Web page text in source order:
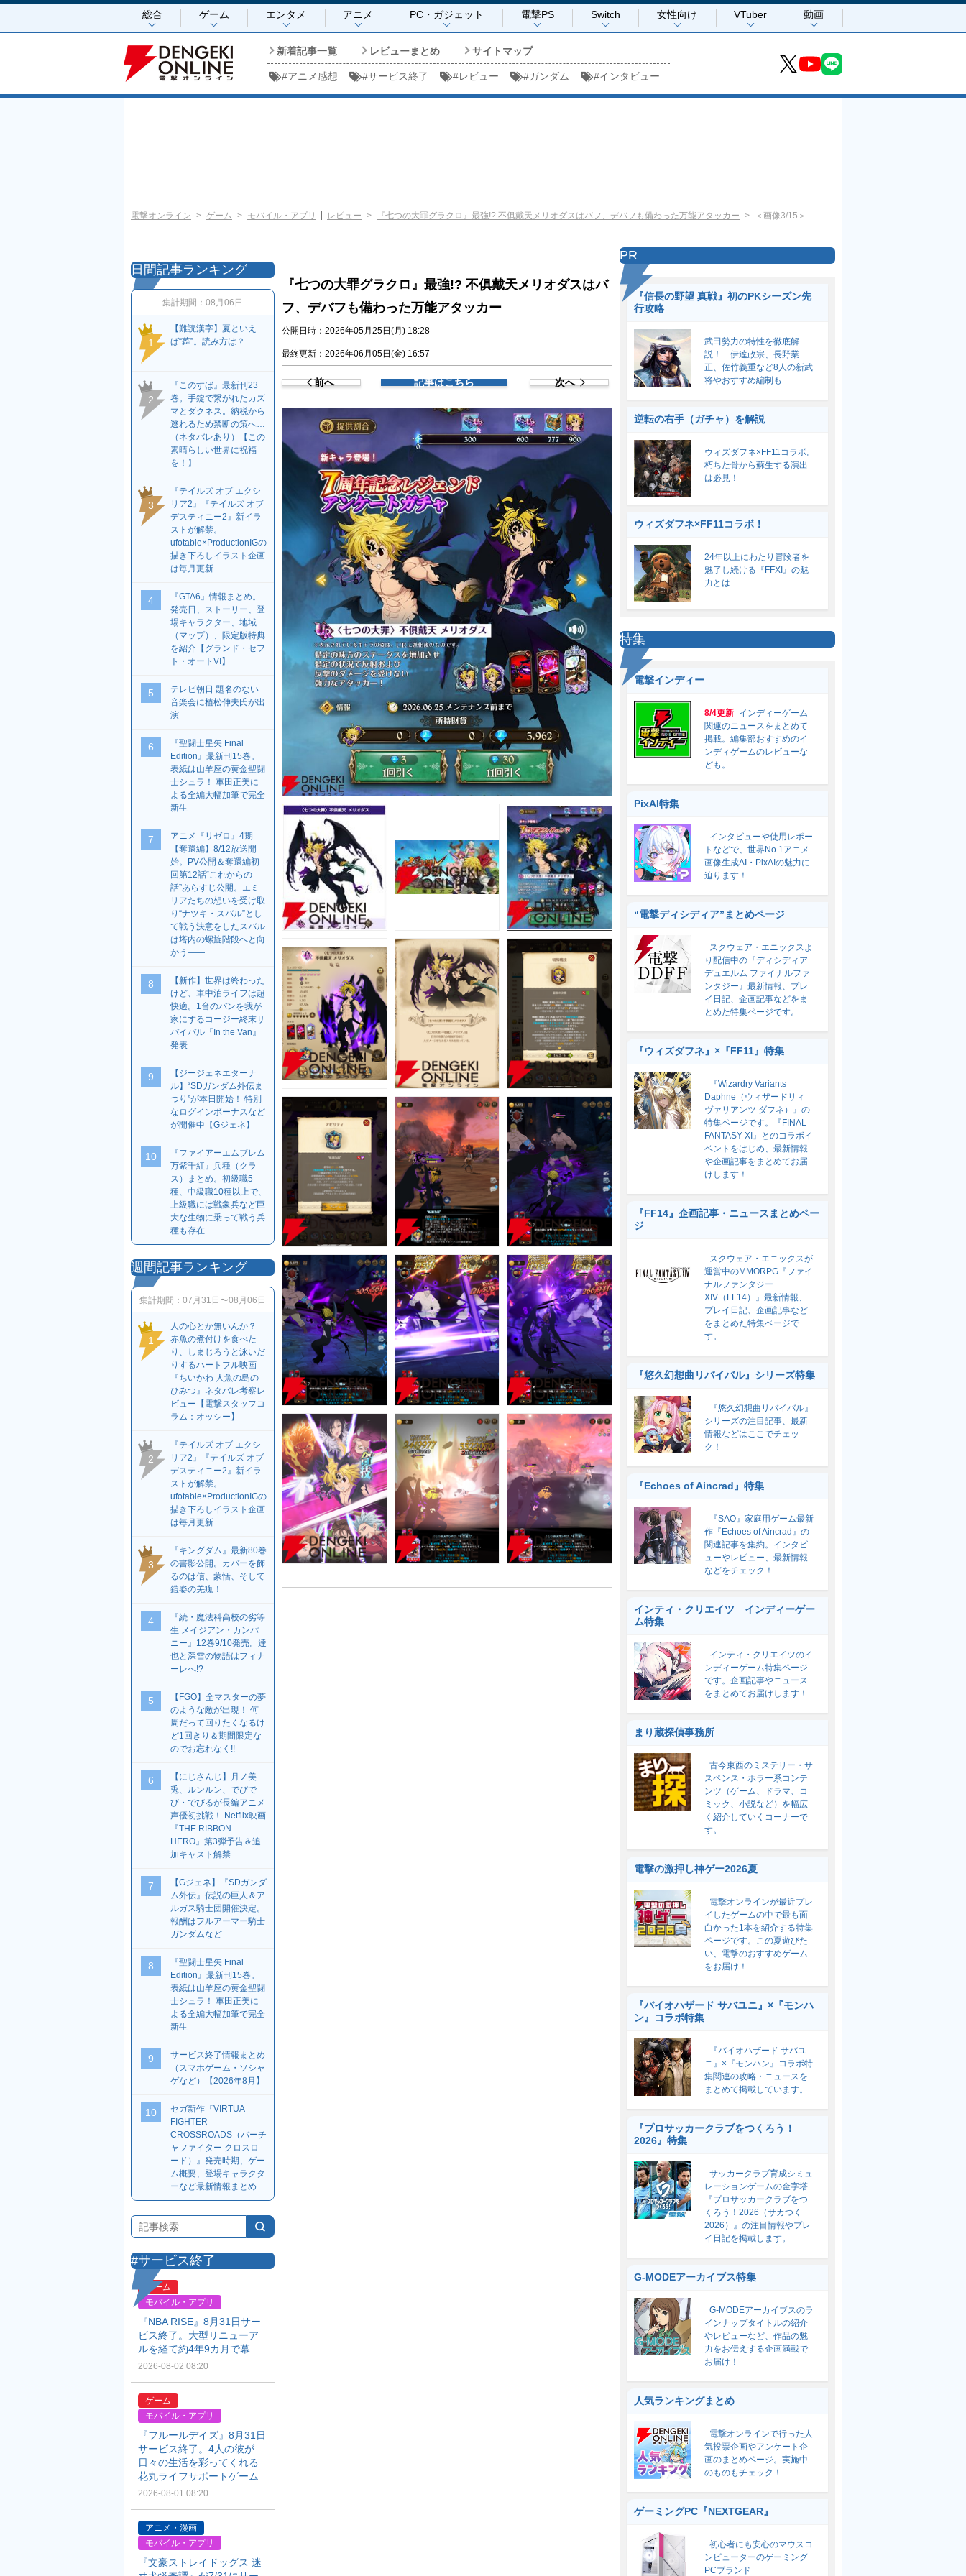
総合 ゲーム エンタメ アニメ PC・ガジェット 電撃PS Switch 女性向け VTuber 動画
新着記事一覧 レビューまとめ サイトマップ
#アニメ感想 #サービス終了 #レビュー #ガンダム #インタビュー
電撃オンライン ゲーム モバイル・アプリ レビュー 『七つの大罪グラクロ』最強!? 不俱戴天メリオダスはバフ、デバフも備わった万能アタッカー ＜画像3/15＞
『七つの大罪グラクロ』最強!? 不俱戴天メリオダスはバ
フ、デバフも備わった万能アタッカー
公開日時：2026年05月25日(月) 18:28
最終更新：2026年06月05日(金) 16:57
前へ 記事はこちら 次へ
日間記事ランキング
集計期間： 08月06日
1
【難読漢字】夏といえ
ば“蕣”。読み方は？
2
『このすば』最新刊23
巻。手錠で繋がれたカズ
マとダクネス。納税から
逃れるため禁断の策へ…
（ネタバレあり）【この
素晴らしい世界に祝福
を！】
3
『テイルズ オブ エクシ
リア2』『テイルズ オブ
デスティニー2』新イラ
ストが解禁。
ufotable×ProductionIGの
描き下ろしイラスト企画
は毎月更新
4
『GTA6』情報まとめ。
発売日、ストーリー、登
場キャラクター、地域
（マップ）、限定版特典
を紹介【グランド・セフ
ト・オートVI】
5
テレビ朝日 題名のない
音楽会に植松伸夫氏が出
演
6
『聖闘士星矢 Final
Edition』最新刊15巻。
表紙は山羊座の黄金聖闘
士シュラ！ 車田正美に
よる全編大幅加筆で完全
新生
7
アニメ『リゼロ』4期
【奪還編】8/12放送開
始。PV公開＆奪還編初
回第12話“これからの
話”あらすじ公開。エミ
リアたちの想いを受け取
り“ナツキ・スバル”とし
て戦う決意をしたスバル
は塔内の螺旋階段へと向
かう――
8
【新作】世界は終わった
けど、車中泊ライフは超
快適。1台のバンを我が
家にするコージー終末サ
バイバル『In the Van』
発表
9
【ジージェネエターナ
ル】“SDガンダム外伝ま
つり”が本日開始！ 特別
なログインボーナスなど
が開催中【Gジェネ】
10
『ファイアーエムブレム
万紫千紅』兵種（クラ
ス）まとめ。初級職5
種、中級職10種以上で、
上級職には戦象兵など巨
大な生物に乗って戦う兵
種も存在
週間記事ランキング
集計期間： 07月31日〜08月06日
1
人の心とか無いんか？
赤魚の煮付けを食べた
り、しまじろうと泳いだ
りするハートフル映画
『ちいかわ 人魚の島の
ひみつ』ネタバレ考察レ
ビュー【電撃スタッフコ
ラム：オッシー】
2
『テイルズ オブ エクシ
リア2』『テイルズ オブ
デスティニー2』新イラ
ストが解禁。
ufotable×ProductionIGの
描き下ろしイラスト企画
は毎月更新
3
『キングダム』最新80巻
の書影公開。カバーを飾
るのは信、蒙恬、そして
鎧姿の羌瘣！
4
『続・魔法科高校の劣等
生 メイジアン・カンパ
ニー』12巻9/10発売。達
也と深雪の物語はフィナ
ーレへ!?
5
【FGO】全マスターの夢
のような敵が出現！ 何
周だって回りたくなるけ
ど1回きり＆期間限定な
のでお忘れなく!!
6
【にじさんじ】月ノ美
兎、ルンルン、でびで
び・でびるが長編アニメ
声優初挑戦！ Netflix映画
『THE RIBBON
HERO』第3弾予告＆追
加キャスト解禁
7
【Gジェネ】『SDガンダ
ム外伝』伝説の巨人＆ア
ルガス騎士団開催決定。
報酬はフルアーマー騎士
ガンダムなど
8
『聖闘士星矢 Final
Edition』最新刊15巻。
表紙は山羊座の黄金聖闘
士シュラ！ 車田正美に
よる全編大幅加筆で完全
新生
9
サービス終了情報まとめ
（スマホゲーム・ソシャ
ゲなど）【2026年8月】
10
セガ新作『VIRTUA
FIGHTER
CROSSROADS（バーチ
ャファイター クロスロ
ード）』発売時期、ゲー
ム概要、登場キャラクタ
ーなど最新情報まとめ
#サービス終了
ゲーム
モバイル・アプリ
『NBA RISE』8月31日サー
ビス終了。大型リニューア
ルを経て約4年9カ月で幕
2026-08-02 08:20
ゲーム
モバイル・アプリ
『フルールデイズ』8月31日
サービス終了。4人の彼が
日々の生活を彩ってくれる
花丸ライフサポートゲーム
2026-08-01 08:20
アニメ・漫画
モバイル・アプリ
『文豪ストレイドッグス 迷
PR
『信長の野望 真戦』初のPKシーズン先
行攻略
武田勢力の特性を徹底解
説！ 伊達政宗、長野業
正、佐竹義重など8人の新武
将やおすすめ編制も
逆転の右手（ガチャ）を解説
ウィズダフネ×FF11コラボ。
朽ちた骨から蘇生する演出
は必見！
ウィズダフネ×FF11コラボ！
24年以上にわたり冒険者を
魅了し続ける『FFXI』の魅
力とは
特集
電撃インディー
8/4更新 インディーゲーム
関連のニュースをまとめて
掲載。編集部おすすめのイ
ンディゲームのレビューな
ども。
PixAI特集
インタビューや使用レポー
トなどで、世界No.1アニメ
画像生成AI・PixAIの魅力に
迫ります！
“電撃ディシディア”まとめページ
スクウェア・エニックスよ
り配信中の『ディシディア
デュエルム ファイナルファ
ンタジー』最新情報、プレ
イ日記、企画記事などをま
とめた特集ページです。
『ウィズダフネ』×『FF11』特集
『Wizardry Variants
Daphne（ウィザードリィ
ヴァリアンツ ダフネ）』の
特集ページです。『FINAL
FANTASY XI』とのコラボイ
ベントをはじめ、最新情報
や企画記事をまとめてお届
けします！
『FF14』企画記事・ニュースまとめペー
ジ
スクウェア・エニックスが
運営中のMMORPG『ファイ
ナルファンタジー
XIV（FF14）』最新情報、
プレイ日記、企画記事など
をまとめた特集ページで
す。
『悠久幻想曲リバイバル』シリーズ特集
『悠久幻想曲リバイバル』
シリーズの注目記事、最新
情報などはここでチェッ
ク！
『Echoes of Aincrad』特集
『SAO』家庭用ゲーム最新
作『Echoes of Aincrad』の
関連記事を集約。インタビ
ューやレビュー、最新情報
などをチェック！
インティ・クリエイツ インディーゲー
ム特集
インティ・クリエイツのイ
ンディーゲーム特集ページ
です。企画記事やニュース
をまとめてお届けします！
まり蔵探偵事務所
古今東西のミステリー・サ
スペンス・ホラー系コンテ
ンツ（ゲーム、ドラマ、コ
ミック、小説など）を幅広
く紹介していくコーナーで
す。
電撃の激押し神ゲー2026夏
電撃オンラインが最近プレ
イしたゲームの中で最も面
白かった1本を紹介する特集
ページです。この夏遊びた
い、電撃のおすすめゲーム
をお届け！
『バイオハザード サバユニ』×『モンハ
ン』コラボ特集
『バイオハザード サバユ
ニ』×『モンハン』コラボ特
集関連の攻略・ニュースを
まとめて掲載しています。
『プロサッカークラブをつくろう！
2026』特集
サッカークラブ育成シミュ
レーションゲームの金字塔
『プロサッカークラブをつ
くろう！2026（サカつく
2026）』の注目情報やプレ
イ日記を掲載します。
G-MODEアーカイブス特集
G-MODEアーカイブスのラ
インナップタイトルの紹介
やレビューなど、作品の魅
力をお伝えする企画満載で
お届け！
人気ランキングまとめ
電撃オンラインで行った人
気投票企画やアンケート企
画のまとめページ。実施中
のものもチェック！
ゲーミングPC『NEXTGEAR』
初心者にも安心のマウスコ
ンピューターのゲーミング
PCブランド